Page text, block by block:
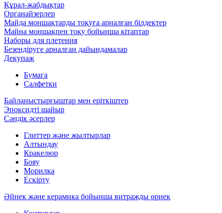
Құрал-жабдықтар
Органайзерлер
Майда моншақтарды тоқуға арналған білдектер
Майна моншақпен тоқу бойынша кітаптар
Наборы для плетения
Безендіруге арналған дайындамалар
Декупаж
Бумага
Салфетки
Байланыстырғыштар мен еріткіштер
Эпоксидті шайыр
Сәндік әсерлер
Глиттер және жылтырлар
Алтындау
Кракелюр
Бояу
Морилка
Ескірту
Әйнек және керамика бойынша витражды өрнек